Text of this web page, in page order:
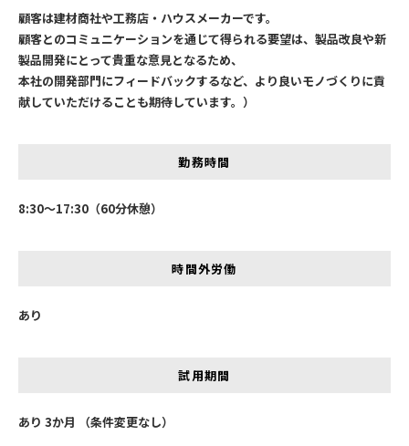
顧客は建材商社や工務店・ハウスメーカーです。
顧客とのコミュニケーションを通じて得られる要望は、製品改良や新
製品開発にとって貴重な意見となるため、
本社の開発部門にフィードバックするなど、より良いモノづくりに貢
献していただけることも期待しています。）
勤務時間
8:30～17:30（60分休憩）
時間外労働
あり
試用期間
あり 3か月 （条件変更なし）